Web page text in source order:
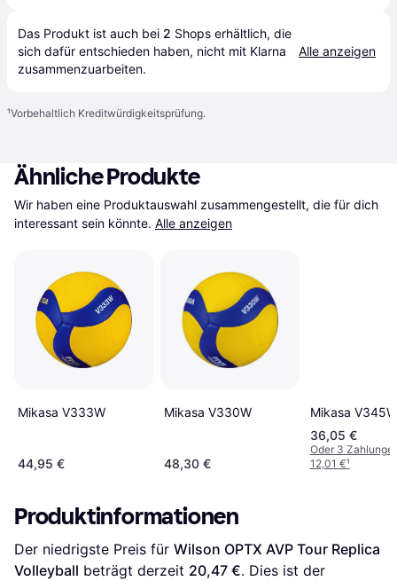
Das Produkt ist auch bei 2 Shops erhältlich, die
sich dafür entschieden haben, nicht mit Klarna
zusammenzuarbeiten.
Alle anzeigen
¹Vorbehaltlich Kreditwürdigkeitsprüfung.
Ähnliche Produkte
Wir haben eine Produktauswahl zusammengestellt, die für dich
interessant sein könnte. Alle anzeigen
Mikasa V333W
44,95 €
Mikasa V330W
48,30 €
Mikasa V345W
36,05 €
Oder 3
12,01 €¹
Produktinformationen
Der niedrigste Preis für Wilson OPTX AVP Tour Replica
Volleyball beträgt derzeit 20,47 €. Dies ist der